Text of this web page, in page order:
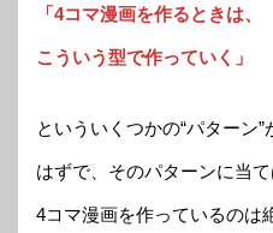
「4コマ漫画を作るときは、
こういう型で作っていく」
といういくつかの“パターン”
はずで、そのパターンに当
4コマ漫画を作っているのは